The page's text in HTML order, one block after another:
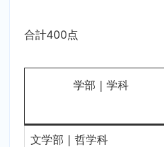
合計400点
学部｜学科
文学部｜哲学科